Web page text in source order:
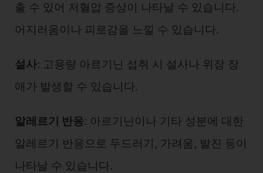
출 수 있어 저혈압 증상이 나타날 수 있습니다.
어지러움이나 피로감을 느낄 수 있습니다.
설사: 고용량 아르기닌 섭취 시 설사나 위장 장
애가 발생할 수 있습니다.
알레르기 반응: 아르기닌이나 기타 성분에 대한
알레르기 반응으로 두드러기, 가려움, 발진 등이
나타날 수 있습니다.